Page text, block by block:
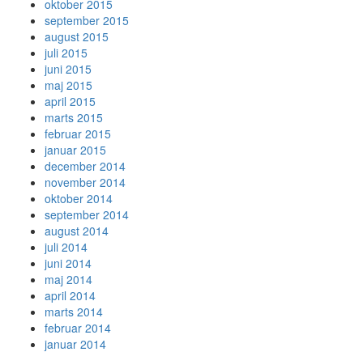
oktober 2015
september 2015
august 2015
juli 2015
juni 2015
maj 2015
april 2015
marts 2015
februar 2015
januar 2015
december 2014
november 2014
oktober 2014
september 2014
august 2014
juli 2014
juni 2014
maj 2014
april 2014
marts 2014
februar 2014
januar 2014